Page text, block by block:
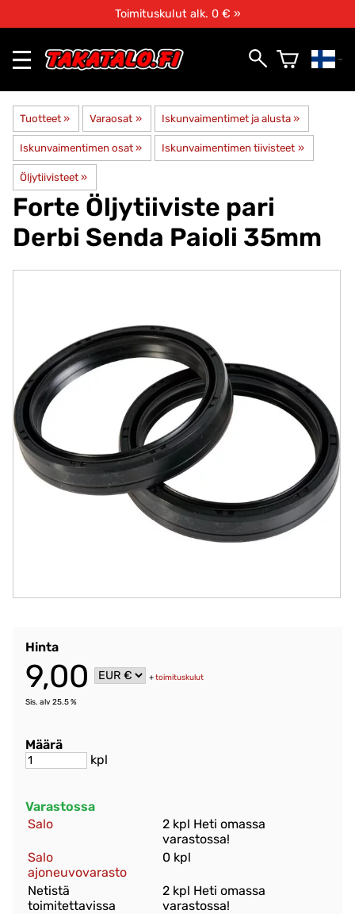
Toimituskulut alk. 0 € »
Tuotteet ‪» Varaosat ‪» Iskunvaimentimet ja alusta ‪»
Iskunvaimentimen osat ‪» Iskunvaimentimen tiivisteet ‪»
Öljytiivisteet ‪»
Forte Öljytiiviste pari
Derbi Senda Paioli 35mm
Hinta
9,00 +toimituskulut
Sis. alv 25.5 %
Määrä
kpl
Varastossa
Salo
2 kpl Heti omassa
varastossa!
Salo
ajoneuvovarasto
0 kpl
Netistä
toimitettavissa
2 kpl Heti omassa
varastossa!